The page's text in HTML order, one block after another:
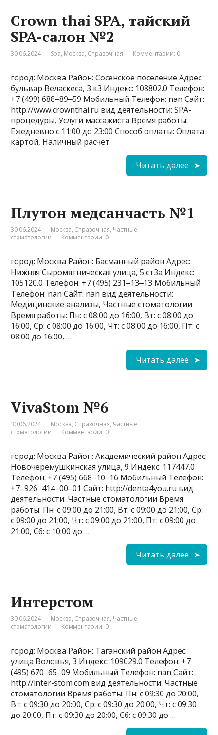
Crown thai SPA, тайский
SPA-салон №2
30.06.2024 Spa, Москва, Справочная Комментарии: 0
город: Москва Район: Сосенское поселение Адрес:
бульвар Веласкеса, 3 к3 Индекс: 108802.0 Телефон:
+7 (499) 688‒89‒59 Мобильный Телефон: nan Сайт:
http://www.crownthai.ru вид деятельности: SPA-
процедуры, Услуги массажиста Время работы:
Ежедневно с 11:00 до 23:00 Способ оплаты: Оплата
картой, Наличный расчёт
Читать далее
Плутон медсанчасть №1
30.06.2024 Москва, Справочная, Частные
стоматологии
Комментарии: 0
город: Москва Район: Басманный район Адрес:
Нижняя Сыромятническая улица, 5 ст3а Индекс:
105120.0 Телефон: +7 (495) 231‒13‒13 Мобильный
Телефон: nan Сайт: nan вид деятельности:
Медицинские анализы, Частные стоматологии
Время работы: Пн: с 08:00 до 16:00, Вт: с 08:00 до
16:00, Ср: с 08:00 до 16:00, Чт: с 08:00 до 16:00, Пт: с
08:00 до 16:00, …
Читать далее
VivaStom №6
30.06.2024 Москва, Справочная, Частные
стоматологии
Комментарии: 0
город: Москва Район: Академический район Адрес:
Новочерёмушкинская улица, 9 Индекс: 117447.0
Телефон: +7 (495) 668‒10‒16 Мобильный Телефон:
+7‒926‒414‒00‒01 Сайт: http://denta4you.ru вид
деятельности: Частные стоматологии Время
работы: Пн: с 09:00 до 21:00, Вт: с 09:00 до 21:00, Ср:
с 09:00 до 21:00, Чт: с 09:00 до 21:00, Пт: с 09:00 до
21:00, Сб: с 10:00 до …
Читать далее
Интерстом
30.06.2024 Москва, Справочная, Частные
стоматологии
Комментарии: 0
город: Москва Район: Таганский район Адрес:
улица Воловья, 3 Индекс: 109029.0 Телефон: +7
(495) 670‒65‒09 Мобильный Телефон: nan Сайт:
http://inter-stom.com вид деятельности: Частные
стоматологии Время работы: Пн: с 09:30 до 20:00,
Вт: с 09:30 до 20:00, Ср: с 09:30 до 20:00, Чт: с 09:30
до 20:00, Пт: с 09:30 до 20:00, Сб: с 09:30 до …